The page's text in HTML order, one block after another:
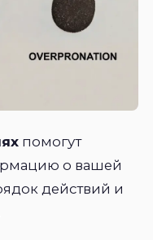
помогут
о вашей
действий и